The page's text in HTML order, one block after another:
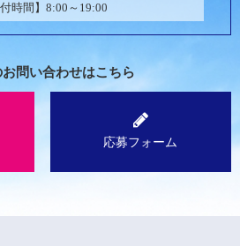
付時間】8:00～19:00
お問い合わせはこちら
応募フォーム